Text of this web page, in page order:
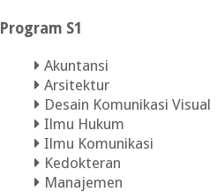
Program S1
Akuntansi
Arsitektur
Desain Komunikasi Visual
Ilmu Hukum
Ilmu Komunikasi
Kedokteran
Manajemen